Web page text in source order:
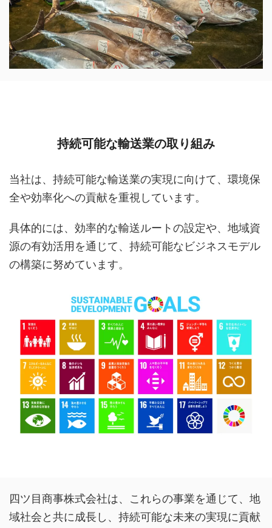
持続可能な輸送業の取り組み
当社は、持続可能な輸送業の実現に向けて、環境保
全や効率化への貢献を重視しています。
具体的には、効率的な輸送ルートの設定や、地域資
源の有効活用を通じて、持続可能なビジネスモデル
の構築に努めています。
四ツ目商事株式会社は、これらの事業を通じて、地
域社会と共に成長し、持続可能な未来の実現に貢献